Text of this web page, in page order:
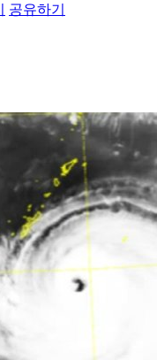
공유하기